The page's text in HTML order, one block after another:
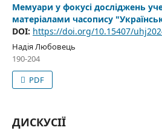
Мемуари у фокусі досліджень
матеріалами часопису
DOI: https://doi.org/10.15407/
Надія Любовець
190-204
PDF
ДИСКУСІЇ